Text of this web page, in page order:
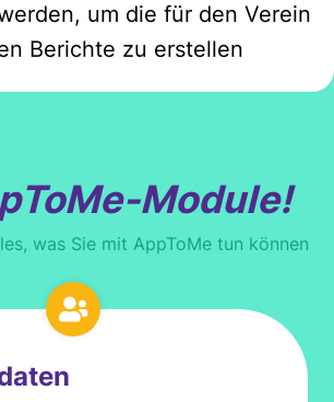
um die für den Verein
Berichte zu erstellen
Module!
was Sie mit AppToMe tun können